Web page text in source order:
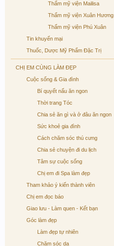
Thẩm mỹ viện Mailisa
Thẩm mỹ viện Xuân Hương
Thẩm mỹ viện Phú Xuân
Tin khuyến mại
Thuốc, Dược Mỹ Phẩm Đặc Trị
CHỊ EM CÙNG LÀM ĐẸP
Cuộc sống & Gia đình
Bí quyết nấu ăn ngon
Thời trang Tóc
Chia sẻ ăn gì và ở đâu ăn ngon
Sức khoẻ gia đình
Cách chăm sóc thú cưng
Chia sẻ chuyện đi du lịch
Tâm sự cuộc sống
Chị em đi Spa làm đẹp
Tham khảo ý kiến thành viên
Chị em đọc báo
Giao lưu - Làm quen - Kết bạn
Góc làm đẹp
Làm đẹp tự nhiên
Chăm sóc da